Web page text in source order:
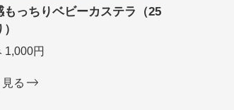
もっちりベビーカステラ（25
1,000円
る